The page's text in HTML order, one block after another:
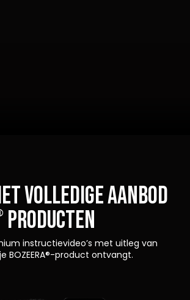
VOLLEDIGE AANBOD
producten
instructievideo’s met uitleg van
BOZEERA®-product ontvangt.